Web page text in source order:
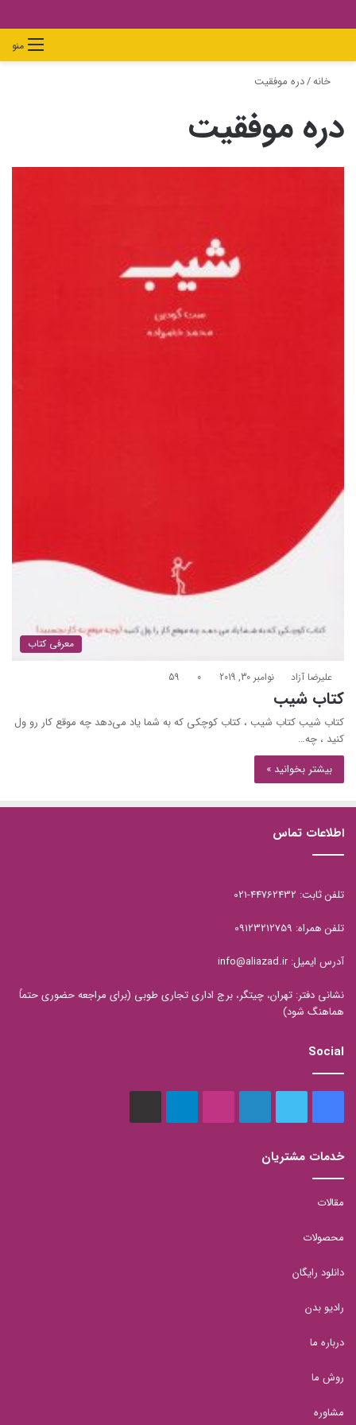
منوجستجو
برایپوسته
سبد
خانه/دره موفقیت
دره موفقیت
معرفی کتاب
علیرضا آزاد نوامبر 30, 2019 0
59
کتاب شیب
کتاب شیب کتاب شیب ، کتاب کوچکی که به شما یاد می‌دهد چه موقع کار رو ول
کنید ، چه…
بیشتر بخوانید »
اطلاعات تماس
تلفن ثابت: 44762432-021
تلفن همراه: 09123212759
آدرس ایمیل: info@aliazad.ir
نشانی دفتر: تهران، چیتگر، برج اداری تجاری طوبی (برای مراجعه حضوری حتماً
هماهنگ شود)
Social
خدمات مشتریان
مقالات
محصولات
دانلود رایگان
رادیو بدن
درباره ما
روش ما
مشاوره